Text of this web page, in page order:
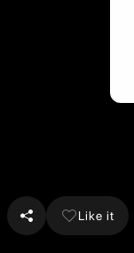
Like it